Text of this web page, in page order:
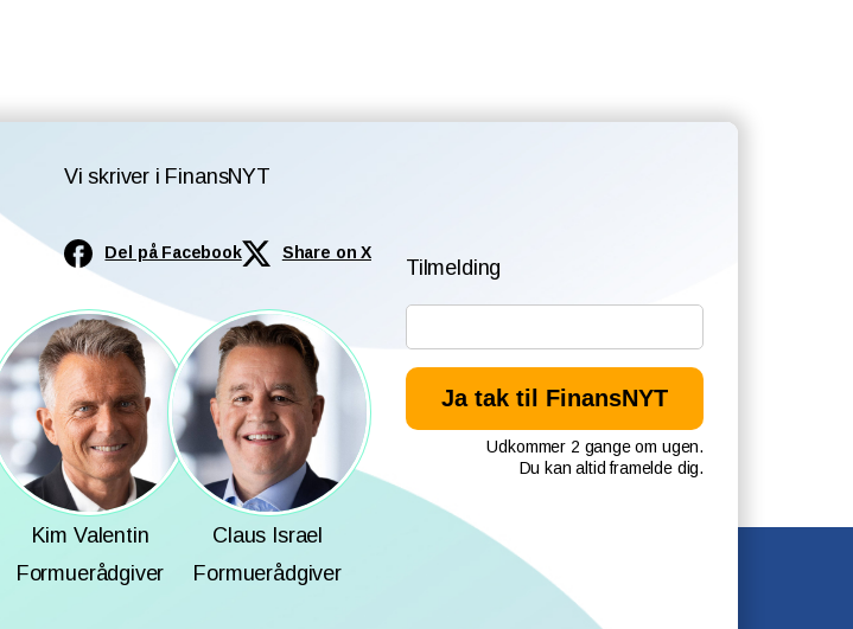
Vi skriver i FinansNYT
Del på Facebook Share on X
Kim Valentin
Formuerådgiver
Claus Israel
Formuerådgiver
Tilmelding
Udkommer 2 gange om ugen.
Du kan altid framelde dig.